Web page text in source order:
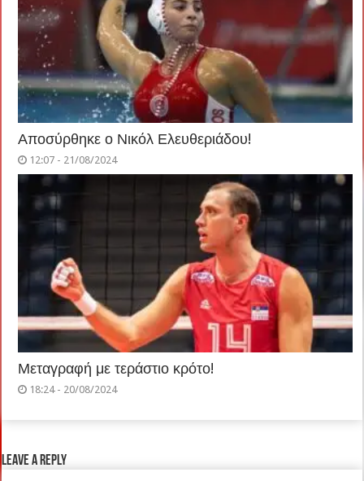
Αποσύρθηκε ο Νικόλ Ελευθεριάδου!
12:07 - 21/08/2024
Μεταγραφή με τεράστιο κρότο!
18:24 - 20/08/2024
Leave a Reply